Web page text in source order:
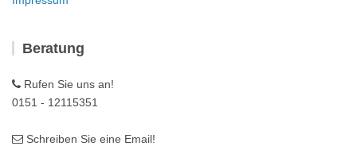
Beratung
Rufen Sie uns an!
0151 - 12115351
Schreiben Sie eine Email!